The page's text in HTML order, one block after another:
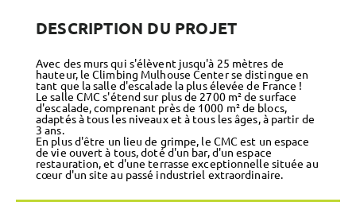
DESCRIPTION DU PROJET
Avec des murs qui s'élèvent jusqu'à 25 mètres de
hauteur, le Climbing Mulhouse Center se distingue en
tant que la salle d'escalade la plus élevée de France !
Le salle CMC s'étend sur plus de 2700 m² de surface
d'escalade, comprenant près de 1000 m² de blocs,
adaptés à tous les niveaux et à tous les âges, à partir de
3 ans.
En plus d'être un lieu de grimpe, le CMC est un espace
de vie ouvert à tous, doté d'un bar, d'un espace
restauration, et d'une terrasse exceptionnelle située au
cœur d'un site au passé industriel extraordinaire.